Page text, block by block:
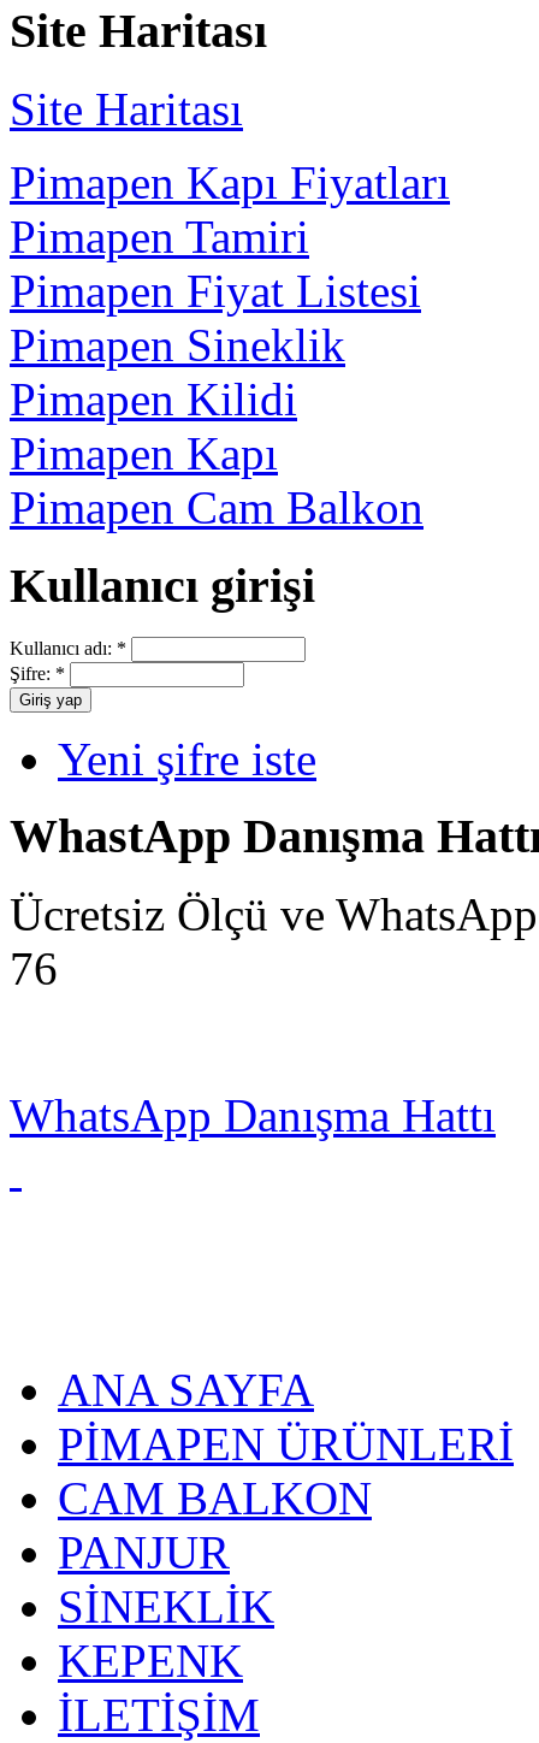
Site Haritası
Site Haritası
Pimapen Kapı Fiyatları
Pimapen Tamiri
Pimapen Fiyat Listesi
Pimapen Sineklik
Pimapen Kilidi
Pimapen Kapı
Pimapen Cam Balkon
Kullanıcı girişi
Kullanıcı adı: *
Şifre: *
Yeni şifre iste
WhastApp Danışma
Ücretsiz Ölçü ve
76
WhatsApp Danışma Hattı
ANA SAYFA
PİMAPEN ÜRÜNLERİ
CAM BALKON
PANJUR
SİNEKLİK
KEPENK
İLETİŞİM